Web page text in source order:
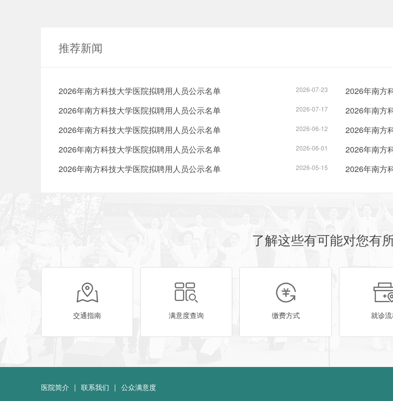
推荐新闻
2026-07-23
2026年南方科技大学医院拟聘用人员公示名单
2026-07-17
2026年南方科技大学医院拟聘用人员公示名单
2026-06-12
2026年南方科技大学医院拟聘用人员公示名单
2026-06-01
2026年南方科技大学医院拟聘用人员公示名单
2026-05-15
2026年南方科技大学医院拟聘用人员公示名单
2026年南方
2026年南方
2026年南方
2026年南方
2026年南方
了解这些有可能对您有
交通指南 满意度查询 缴费方式 就诊
医院简介 | 联系我们 | 公众满意度